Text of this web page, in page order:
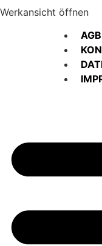
Werkansicht öffnen